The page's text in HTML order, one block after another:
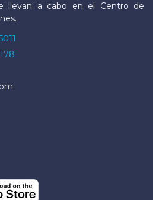
llevan a cabo en el Centro de